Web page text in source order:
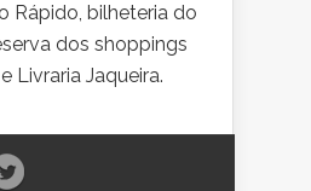
Rápido, bilheteria do
dos shoppings
Livraria Jaqueira.